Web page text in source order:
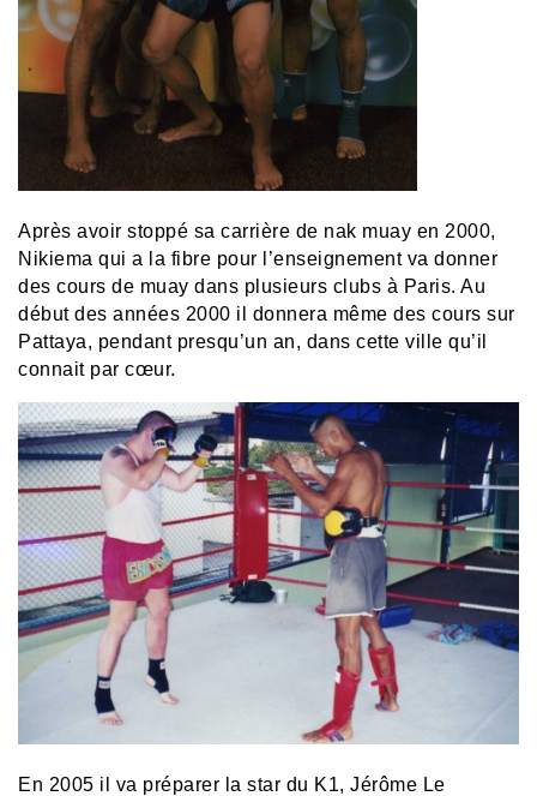
Après avoir stoppé sa carrière de nak muay en 2000,
Nikiema qui a la fibre pour l’enseignement va donner
des cours de muay dans plusieurs clubs à Paris. Au
début des années 2000 il donnera même des cours sur
Pattaya, pendant presqu’un an, dans cette ville qu’il
connait par cœur.
En 2005 il va préparer la star du K1, Jérôme Le